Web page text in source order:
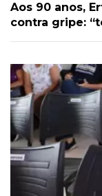
Aos 90 anos,
contra gripe: